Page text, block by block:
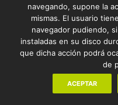
Dominó (0)
Doudou(0)
Dron (0)
Eau de Toilette Hombre
navegando, supone la
mismas. El usuario
navegador pudiendo,
instaladas en su disco
que dicha acción podrá
de
ACEPTAR